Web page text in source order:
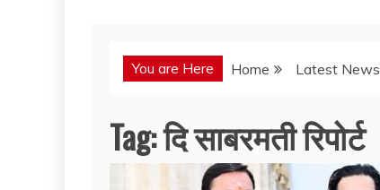
You are Here Home Latest News
Tag:दि साबरमती रिपोर्ट